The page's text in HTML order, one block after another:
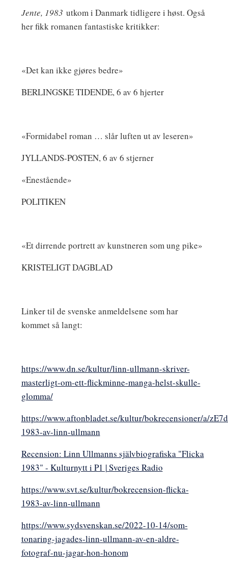
Jente, 1983 utkom i Danmark tidligere i høst. Også
her fikk romanen fantastiske kritikker:
«Det kan ikke gjøres bedre»
BERLINGSKE TIDENDE, 6 av 6 hjerter
«Formidabel roman … slår luften ut av leseren»
JYLLANDS-POSTEN, 6 av 6 stjerner
«Enestående»
POLITIKEN
«Et dirrende portrett av kunstneren som ung pike»
KRISTELIGT DAGBLAD
Linker til de svenske anmeldelsene som har
kommet så langt:
https://www.dn.se/kultur/linn-ullmann-skriver-
masterligt-om-ett-flickminne-manga-helst-skulle-
glomma/
https://www.aftonbladet.se/kultur/bokrecensioner/a/
1983-av-linn-ullmann
Recension: Linn Ullmanns självbiografiska "Flicka
1983" - Kulturnytt i P1 | Sveriges Radio
https://www.svt.se/kultur/bokrecension-flicka-
1983-av-linn-ullmann
https://www.sydsvenskan.se/2022-10-14/som-
tonaring-jagades-linn-ullmann-av-en-aldre-
fotograf-nu-jagar-hon-honom